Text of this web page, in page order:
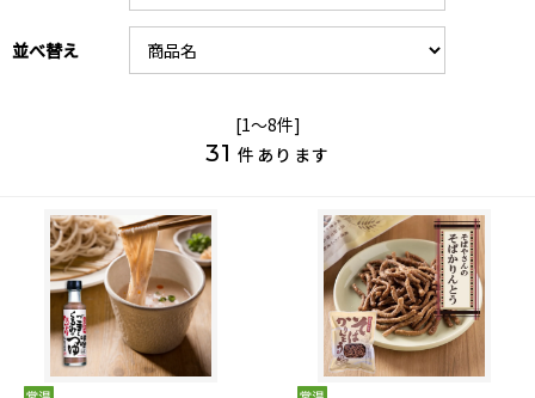
並べ替え
[1～8件]
31 件あります